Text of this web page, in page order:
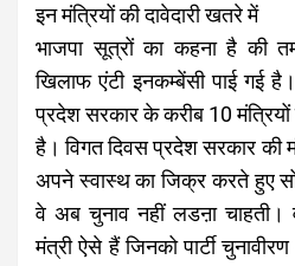
इन मंत्रियों की दावेदारी खतरे में
भाजपा सूत्रों का कहना है की
खिलाफ एंटी इनकम्बेंसी पाई गई
प्रदेश सरकार के करीब 10
है। विगत दिवस प्रदेश सरकार की
अपने स्वास्थ का जिक्र करते हुए
वे अब चुनाव नहीं लडऩा
मंत्री ऐसे हैं जिनको पार्टी